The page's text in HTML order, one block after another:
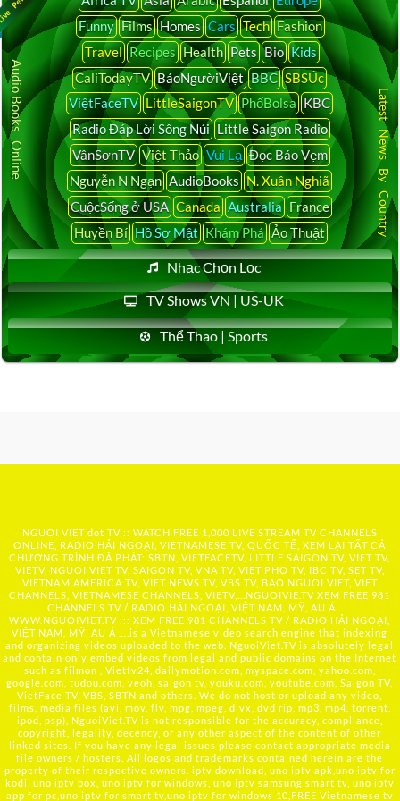
Funny Films Homes Cars Tech Fashion
Travel Recipes Health Pets Bio Kids
CaliTodayTV BáoNgườiViệt BBC SBSÚc
ViệtFaceTV LittleSaigonTV PhốBolsa KBC
Radio Đáp Lời Sông Núi Little Saigon Radio
VânSơnTV Việt Thảo Vui Lạ Đọc Báo Vẹm
Nguyễn N Ngạn AudioBooks N. Xuân Nghiã
CuộcSống ở USA Canada Australia France
Huyền Bí Hồ Sơ Mật Khám Phá Ảo Thuật
Nhạc Chọn Lọc
TV Shows VN | US-UK
Thể Thao | Sports
Audio Books Online Latest News By Country
NGUOI VIET dot TV :: WATCH FREE 1,000 LIVE STREAM TV CHANNELS
ONLINE, RADIO HẢI NGOẠI, VIETNAMESE TV, QUỐC TẾ, XEM LẠI TẤT CẢ
CHƯƠNG TRÌNH ĐÃ PHÁT: SBTN, VIETFACETV, LITTLE SAIGON TV, VIET TV,
VIETV, NGUOI VIET TV, SAIGON TV, VNA TV, VIET PHO TV, IBC TV, SET TV,
VIETNAM AMERICA TV, VIET NEWS TV, VBS TV, BAO NGUOI VIET, VIET
CHANNELS, VIETNAMESE CHANNELS, VIETV,... NGUOIVIE.TV XEM FREE 981
CHANNELS TV / RADIO HẢI NGOẠI, VIỆT NAM, MỸ, ÂU Á …..
WWW.NGUOIVIET.TV ::: XEM FREE 981 CHANNELS TV / RADIO HẢI NGOẠI,
VIỆT NAM, MỸ, ÂU Á ….is a Vietnamese video search engine that indexing
and organizing videos uploaded to the web. NguoiViet.TV is absolutely legal
and contain only embed videos from legal and public domains on the Internet
such as filmon , Viettv24, dailymotion.com, myspace.com, yahoo.com,
google.com, tudou.com, veoh, saigon tv, youku.com, youtube.com, Saigon TV,
VietFace TV, VBS, SBTN and others. We do not host or upload any video,
films, media files (avi, mov, flv, mpg, mpeg, divx, dvd rip, mp3, mp4, torrent,
ipod, psp), NguoiViet.TV is not responsible for the accuracy, compliance,
copyright, legality, decency, or any other aspect of the content of other
linked sites. If you have any legal issues please contact appropriate media
file owners / hosters. All logos and trademarks contained herein are the
property of their respective owners. iptv download, uno iptv apk,uno iptv for
kodi, uno iptv box, uno iptv for windows, uno iptv samsung smart tv, uno iptv
app for pc,uno iptv for smart tv,uno iptv for windows 10,FREE Vietnamese tv